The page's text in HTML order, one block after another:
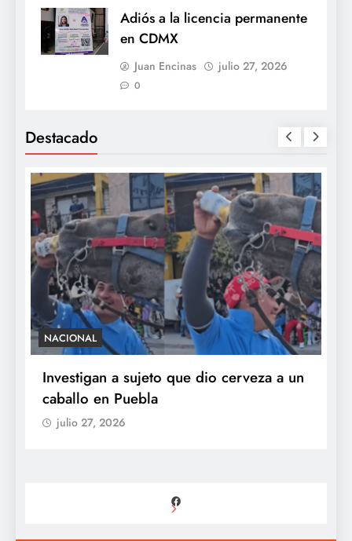
Adiós a la licencia permanente
en CDMX
Juan Encinas julio 27, 2026
0
Destacado
NACIONAL
Investigan a sujeto que dio cerveza a un
caballo en Puebla
julio 27, 2026